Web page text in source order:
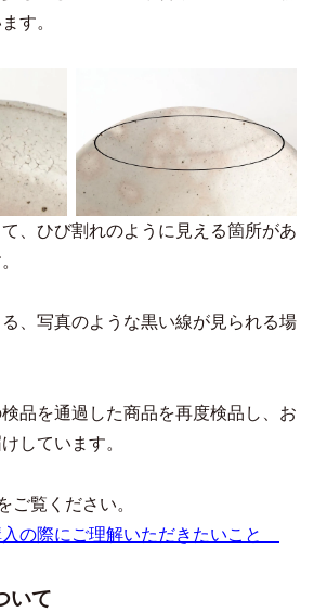
す。
、ひび割れのように見える箇所があ
、写真のような黒い線が見られる場
品を通過した商品を再度検品し、お
しています。
ご覧ください。
入の際にご理解いただきたいこと
いて